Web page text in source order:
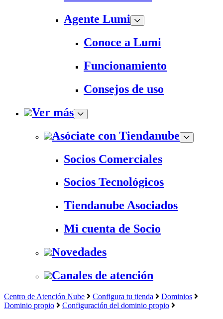
Agente Lumi
Conoce a Lumi
Funcionamiento
Consejos de uso
Ver más
Asóciate con Tiendanube
Socios Comerciales
Socios Tecnológicos
Tiendanube Asociados
Mi cuenta de Socio
Novedades
Canales de atención
Centro de Atención Nube Configura tu tienda
Dominios
Dominio propio
Configuración del dominio propio